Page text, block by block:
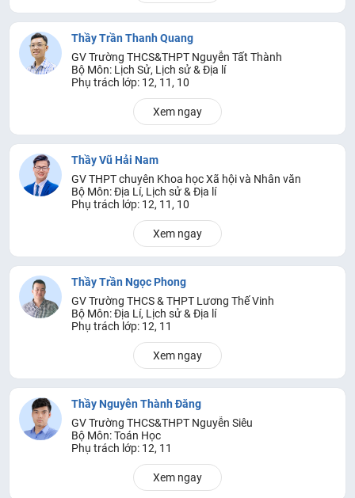
Thầy Trần Thanh Quang
GV Trường THCS&THPT Nguyễn Tất Thành
Bộ Môn: Lịch Sử, Lịch sử & Địa lí
Phụ trách lớp: 12, 11, 10
Xem ngay
Thầy Vũ Hải Nam
GV THPT chuyên Khoa học Xã hội và Nhân văn
Bộ Môn: Địa Lí, Lịch sử & Địa lí
Phụ trách lớp: 12, 11, 10
Xem ngay
Thầy Trần Ngọc Phong
GV Trường THCS & THPT Lương Thế Vinh
Bộ Môn: Địa Lí, Lịch sử & Địa lí
Phụ trách lớp: 12, 11
Xem ngay
Thầy Nguyễn Thành Đăng
GV Trường THCS&THPT Nguyễn Siêu
Bộ Môn: Toán Học
Phụ trách lớp: 12, 11
Xem ngay